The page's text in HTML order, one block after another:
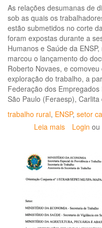
As relações desumanas de
sob as quais os
estão submetidos no corte
foram expostas durante a
Humanos e Saúde da
marcou o lançamento do
Roberto Novaes, e
exploração do trabalho, a
Federação dos
São Paulo (Feraesp), Carlita
trabalho rural, ENSP, setor
Leia mais sobre
discussão
sobre
trabalho
Login ou